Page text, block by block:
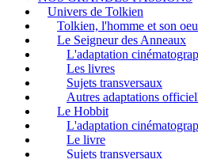
Univers de Tolkien
Tolkien, l'homme et son
Le Seigneur des Anneaux
L'adaptation
Les livres
Sujets transversaux
Autres adaptations
Le Hobbit
L'adaptation
Le livre
Sujets transversaux